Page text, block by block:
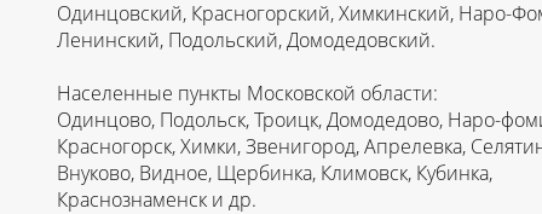
Одинцовский, Красногорский, Химкинский, Наро-
Ленинский, Подольский, Домодедовский.
Населенные пункты Московской области:
Одинцово, Подольск, Троицк, Домодедово, Наро-
Красногорск, Химки, Звенигород, Апрелевка,
Внуково, Видное, Щербинка, Климовск, Кубинка,
Краснознаменск и др.